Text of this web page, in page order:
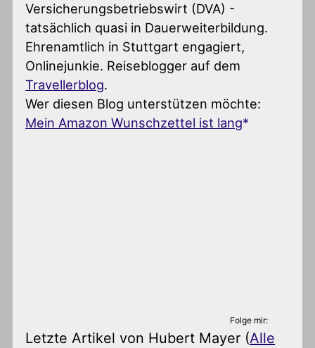
Versicherungsbetriebswirt (DVA) -
tatsächlich quasi in Dauerweiterbildung.
Ehrenamtlich in Stuttgart engagiert,
Onlinejunkie. Reiseblogger auf dem
Travellerblog.
Wer diesen Blog unterstützen möchte:
Mein Amazon Wunschzettel ist lang
Folge mir:
Letzte Artikel von Hubert Mayer (Alle